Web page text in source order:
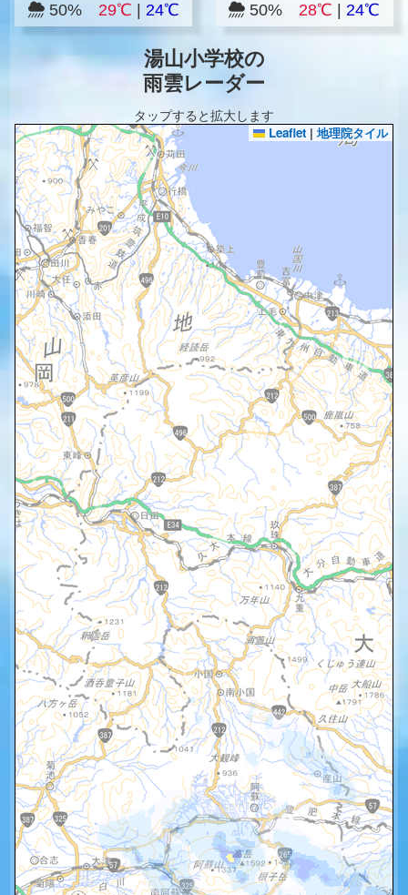
50% 29℃ 24℃ 50%28℃ |24℃
湯山小学校の
雨雲レーダー
タップすると拡大します
Leaflet | 地理院タイル